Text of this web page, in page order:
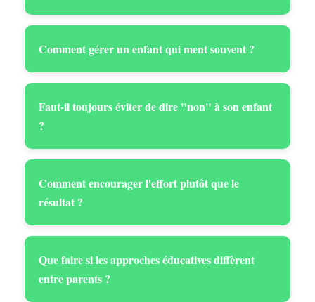
Comment gérer un enfant qui ment souvent ?
Faut-il toujours éviter de dire "non" à son enfant
?
Comment encourager l'effort plutôt que le
résultat ?
Que faire si les approches éducatives diffèrent
entre parents ?